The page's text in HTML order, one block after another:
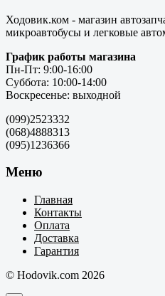
Ходовик.ком - магазин
микроавтобусы и легковые
График работы магазина
Пн-Пт: 9:00-16:00
Суббота: 10:00-14:00
Воскресенье: выходной
(099)2523332
(068)4888313
(095)1236366
Меню
Главная
Контакты
Оплата
Доставка
Гарантия
© Hodovik.com 2026